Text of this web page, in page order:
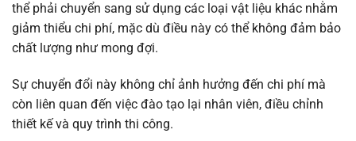
thể phải chuyển sang sử dụng các loại vật liệu khác nhằm
giảm thiểu chi phí, mặc dù điều này có thể không đảm bảo
chất lượng như mong đợi.
Sự chuyển đổi này không chỉ ảnh hưởng đến chi phí mà
còn liên quan đến việc đào tạo lại nhân viên, điều chỉnh
thiết kế và quy trình thi công.